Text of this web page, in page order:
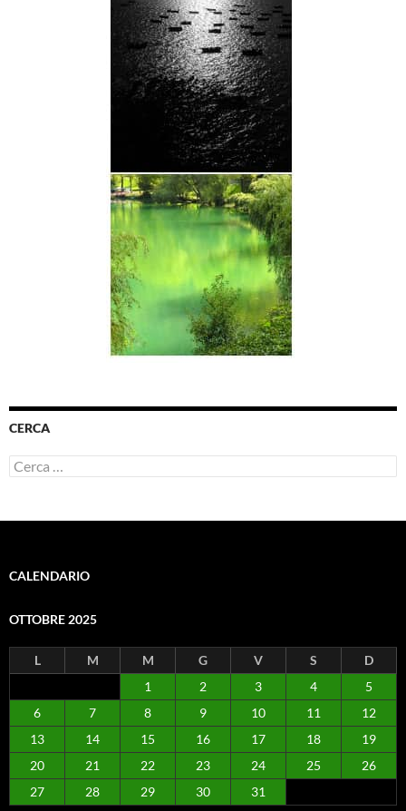
CERCA
Ricerca
per:
CALENDARIO
OTTOBRE 2025
L M M G V S
D
1
2 3 4
5
6
7 8 9 10 11
12
13
14 15 16 17 18
19
20
21 22 23 24 25
26
27
28 29 30
31